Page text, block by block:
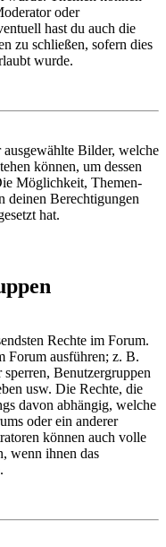
oder
hast du auch die
zu schließen, sofern dies
wurde.
Bilder, welche
können, um dessen
Möglichkeit, Themen-
deinen Berechtigungen
hat.
Rechte im Forum.
Forum ausführen; z. B.
Benutzergruppen
usw. Die Rechte, die
davon abhängig, welche
oder ein anderer
können auch volle
wenn ihnen das